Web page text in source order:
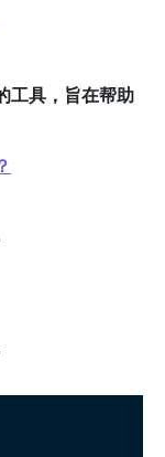
工具，旨在帮助